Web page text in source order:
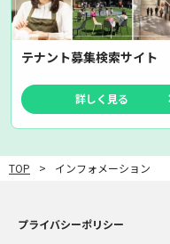
テナント募集検索サイト
詳しく見る
TOP インフォメーション
プライバシーポリシー